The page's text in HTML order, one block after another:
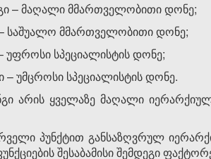
– მაღალი მმართველობითი დონე;
– საშუალო მმართველობითი დონე;
– უფროსი სპეციალისტის დონე;
– უმცროსი სპეციალისტის დონე.
არის ყველაზე მაღალი
პუნქტით განსაზღვრულ
შესაბამისი შემდეგი